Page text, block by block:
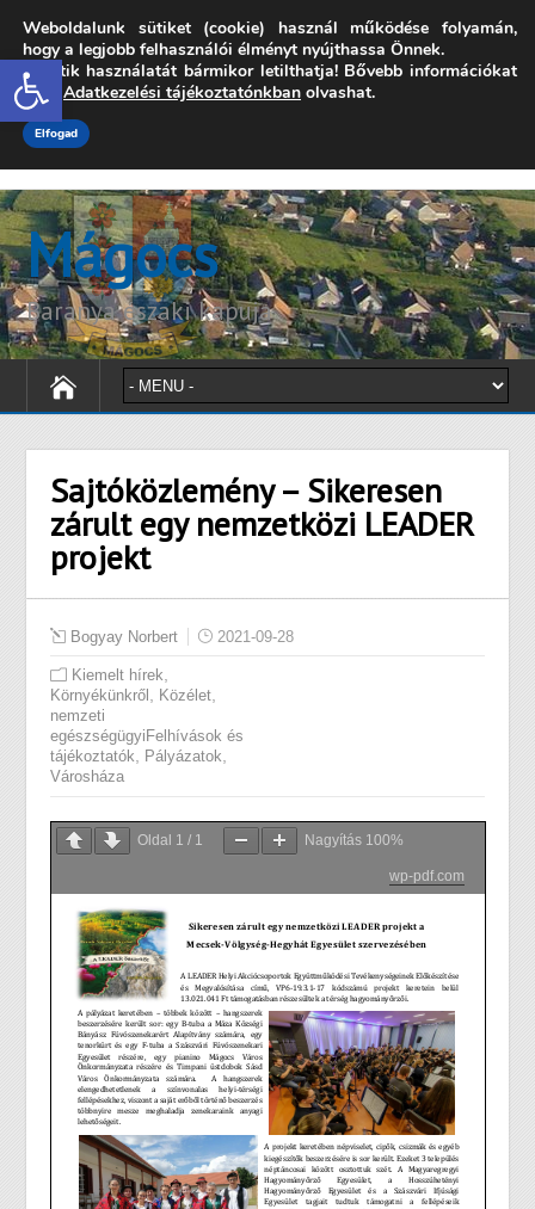
Open toolbar
7342 Mágocs, Szabadság utca 39.
onkormanyzat@magocs.hu +36 (72) 451 110
Elérhetőségek
Mágocs
Baranya északi kapuja
Sajtóközlemény – Sikeresen
zárult egy nemzetközi LEADER
projekt
Bogyay Norbert 2021-09-28
Kiemelt hírek
Környékünkről Közélet
nemzeti
egészségügyiFelhívások és
tájékoztatók
Pályázatok
Városháza
Oldal 1 / 1 Nagyítás 100%
wp-pdf.com
Weboldalunk sütiket (cookie) használ működése folyamán,
hogy a legjobb felhasználói élményt nyújthassa Önnek.
A sütik használatát bármikor letilthatja! Bővebb információkat
erről Adatkezelési tájékoztatónkban olvashat.
Elfogad